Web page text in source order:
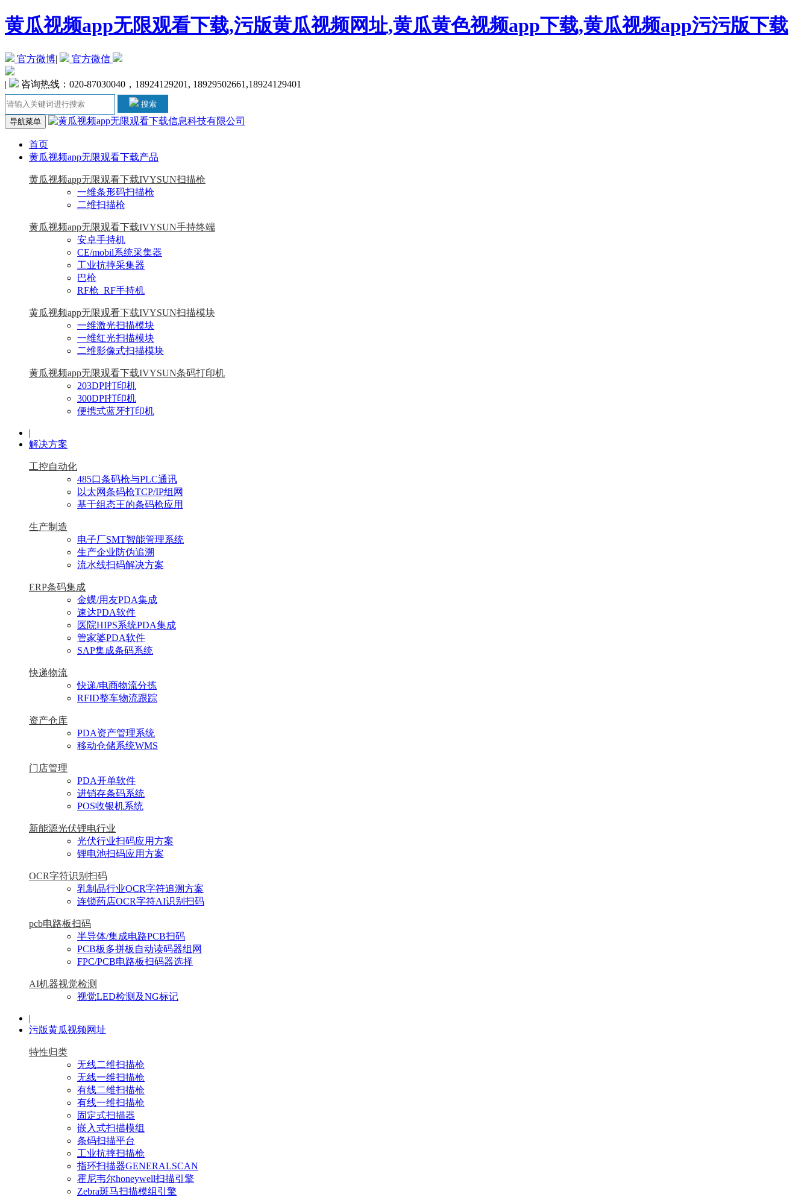
黄瓜视频app无限观看下载,污版黄瓜视频网址,黄瓜黄色视频app下载,黄瓜视频app污污版下载
官方微博| 官方微信
| 咨询热线：020-87030040，18924129201, 18929502661,18924129401
搜索
导航菜单
首页
黄瓜视频app无限观看下载产品
黄瓜视频app无限观看下载IVYSUN扫描枪
一维条形码扫描枪
二维扫描枪
黄瓜视频app无限观看下载IVYSUN手持终端
安卓手持机
CE/mobil系统采集器
工业抗摔采集器
巴枪
RF枪_RF手持机
黄瓜视频app无限观看下载IVYSUN扫描模块
一维激光扫描模块
一维红光扫描模块
二维影像式扫描模块
黄瓜视频app无限观看下载IVYSUN条码打印机
203DPI打印机
300DPI打印机
便携式蓝牙打印机
|
解决方案
工控自动化
485口条码枪与PLC通讯
以太网条码枪TCP/IP组网
基于组态王的条码枪应用
生产制造
电子厂SMT智能管理系统
生产企业防伪追溯
流水线扫码解决方案
ERP条码集成
金蝶/用友PDA集成
速达PDA软件
医院HIPS系统PDA集成
管家婆PDA软件
SAP集成条码系统
快递物流
快递/电商物流分拣
RFID整车物流跟踪
资产仓库
PDA资产管理系统
移动仓储系统WMS
门店管理
PDA开单软件
进销存条码系统
POS收银机系统
新能源光伏锂电行业
光伏行业扫码应用方案
锂电池扫码应用方案
OCR字符识别扫码
乳制品行业OCR字符追溯方案
连锁药店OCR字符AI识别扫码
pcb电路板扫码
半导体/集成电路PCB扫码
PCB板多拼板自动读码器组网
FPC/PCB电路板扫码器选择
AI机器视觉检测
视觉LED检测及NG标记
|
污版黄瓜视频网址
特性归类
无线二维扫描枪
无线一维扫描枪
有线二维扫描枪
有线一维扫描枪
固定式扫描器
嵌入式扫描模组
条码扫描平台
工业抗摔扫描枪
指环扫描器GENERALSCAN
霍尼韦尔honeywell扫描引擎
Zebra斑马扫描模组引擎